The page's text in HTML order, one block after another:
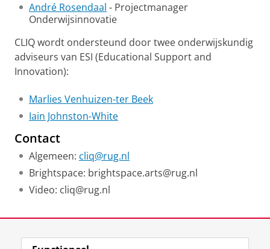
André Rosendaal - Projectmanager
Onderwijsinnovatie
CLIQ wordt ondersteund door twee onderwijskundig
adviseurs van ESI (Educational Support and
Innovation):
Marlies Venhuizen-ter Beek
Iain Johnston-White
Contact
Algemeen: cliq@rug.nl
Brightspace: brightspace.arts@rug.nl
Video: cliq@rug.nl